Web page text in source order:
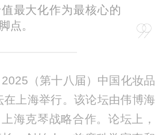
最大化作为最核心的
点。
（第十八届）中国化妆品
在上海举行。该论坛由伟博海
海克琴战略合作。论坛上，